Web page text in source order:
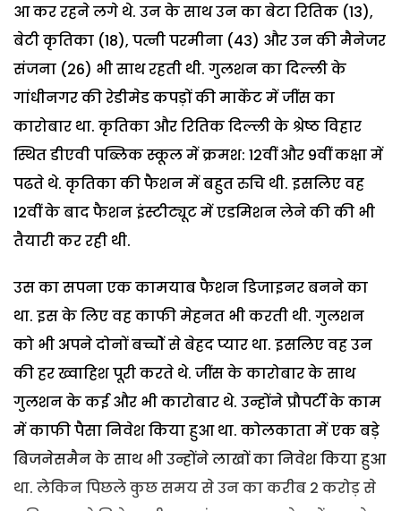
आ कर रहने लगे थे. उन के साथ उन का बेटा रितिक (13),
बेटी कृतिका (18), पत्नी परमीना (43) और उन की मैनेजर
संजना (26) भी साथ रहती थी. गुलशन का दिल्ली के
गांधीनगर की रेडीमेड कपड़ों की मार्केट में जींस का
कारोबार था. कृतिका और रितिक दिल्ली के श्रेष्ठ विहार
स्थित डीएवी पब्लिक स्कूल में क्रमश: 12वीं और 9वीं कक्षा में
पढते थे. कृतिका की फैशन में बहुत रुचि थी. इसलिए वह
12वीं के बाद फैशन इंस्टीट्यूट में एडमिशन लेने की की भी
तैयारी कर रही थी.
उस का सपना एक कामयाब फैशन डिजाइनर बनने का
था. इस के लिए वह काफी मेहनत भी करती थी. गुलशन
को भी अपने दोनों बच्चोें से बेहद प्यार था. इसलिए वह उन
की हर ख्वाहिश पूरी करते थे. जींस के कारोबार के साथ
गुलशन के कई और भी कारोबार थे. उन्होंने प्रौपर्टी के काम
में काफी पैसा निवेश किया हुआ था. कोलकाता में एक बड़े
बिजनेसमैन के साथ भी उन्होंने लाखों का निवेश किया हुआ
था. लेकिन पिछले कुछ समय से उन का करीब 2 करोड़ से